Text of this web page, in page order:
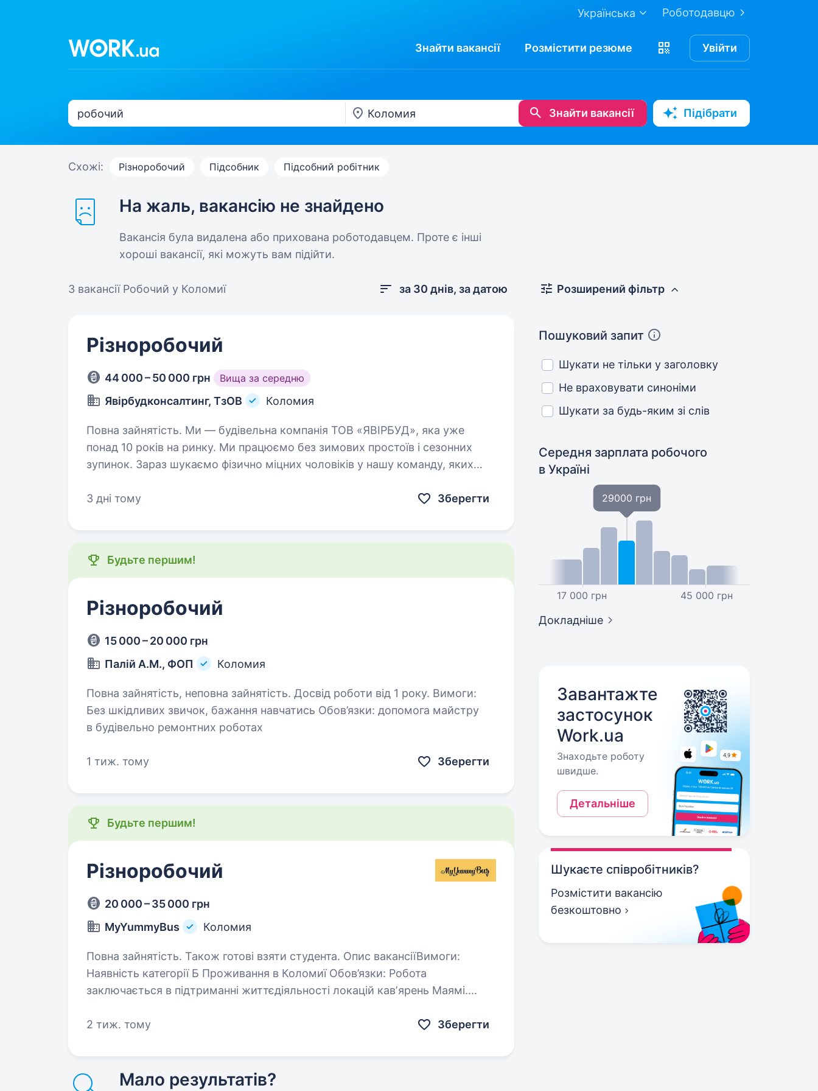
Роботодавцю
Українська
Знайти вакансії Розмістити резюме Увійти
Знайти вакансії Підібрати
Схожі: Різноробочий Підсобник Підсобний робітник
На жаль, вакансію не знайдено
Вакансія була видалена або прихована роботодавцем. Проте є інші
хороші вакансії, які можуть вам підійти.
3 вакансії Робочий у Коломиї за 30 днів, за датою
Різноробочий
44 000 – 50 000 грн Вища за середню
Явірбудконсалтинг, ТзОВ Коломия
Повна зайнятість. Ми — будівельна компанія ТОВ «ЯВІРБУД», яка уже
понад 10 років на ринку. Ми працюємо без зимових простоїв і сезонних
зупинок. Зараз шукаємо фізично міцних чоловіків у нашу команду, яких
3 дні тому
Зберегти
Будьте першим!
Різноробочий
15 000 – 20 000 грн
Палій А.М., ФОП
Коломия
Повна зайнятість, неповна зайнятість. Досвід роботи від 1 року. Вимоги:
Без шкідливих звичок, бажання навчатись Обов’язки: допомога майстру
в будівельно ремонтних роботах
1 тиж. тому Зберегти
Будьте першим!
Різноробочий
20 000 – 35 000 грн
MyYummyBus
Коломия
Повна зайнятість. Також готові взяти студента. Опис вакансіїВимоги:
Наявність категорії Б Проживання в Коломиї Обов’язки: Робота
заключається в підтриманні життєдіяльності локацій кавʼярень Маямі.
2 тиж. тому
Зберегти
Мало результатів?
Розширений фільтр
Пошуковий запит
Шукати не тільки у заголовку
Не враховувати синоніми
Шукати за будь-яким зі слів
Середня зарплата робочого
в Україні
17 000 грн
29000 грн
45 000 грн
Докладніше
Завантажте
застосунок
Work.ua
Знаходьте роботу
швидше.
Детальніше
Шукаєте співробітників?
Розмістити вакансію
безкоштовно